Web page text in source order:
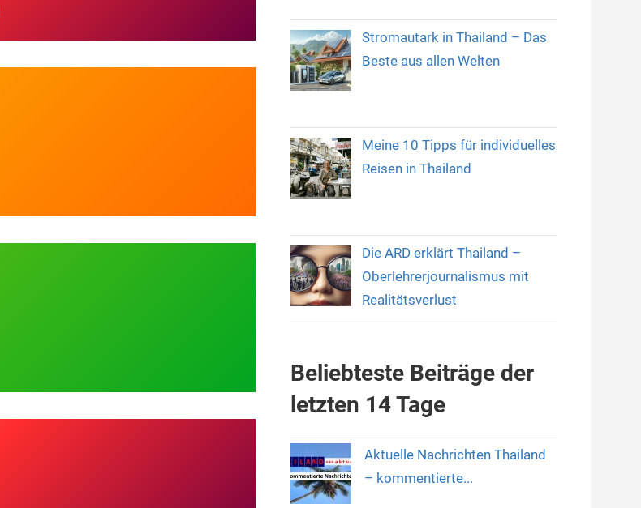
Stromautark in Thailand – Das
Beste aus allen Welten
Meine 10 Tipps für individuelles
Reisen in Thailand
Die ARD erklärt Thailand –
Oberlehrerjournalismus mit
Realitätsverlust
Beliebteste Beiträge der
letzten 14 Tage
Aktuelle Nachrichten Thailand
– kommentierte...